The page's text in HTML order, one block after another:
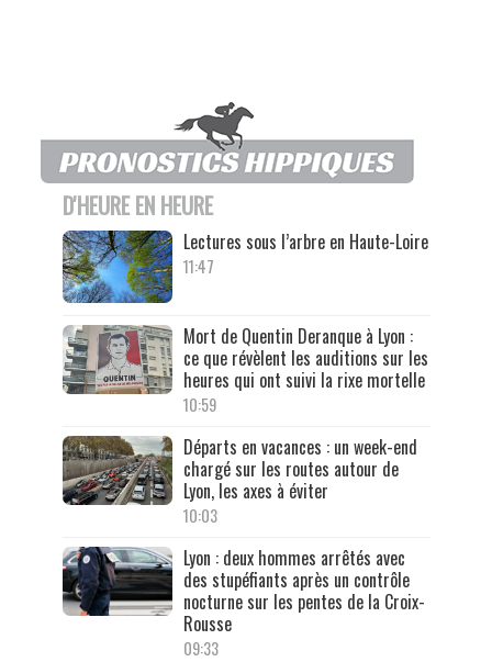
D'HEURE EN HEURE
Lectures sous l’arbre en Haute-Loire
11:47
Mort de Quentin Deranque à Lyon :
ce que révèlent les auditions sur les
heures qui ont suivi la rixe mortelle
10:59
Départs en vacances : un week-end
chargé sur les routes autour de
Lyon, les axes à éviter
10:03
Lyon : deux hommes arrêtés avec
des stupéfiants après un contrôle
nocturne sur les pentes de la Croix-
Rousse
09:33